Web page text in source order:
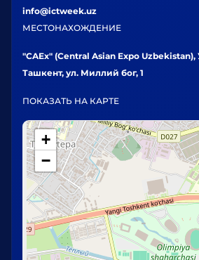
info@ictweek.uz
МЕСТОНАХОЖДЕНИЕ
"CAEx" (Central Asian Expo Uzbekistan),
Ташкент, ул. Миллий бог, 1
ПОКАЗАТЬ НА КАРТЕ
+
−